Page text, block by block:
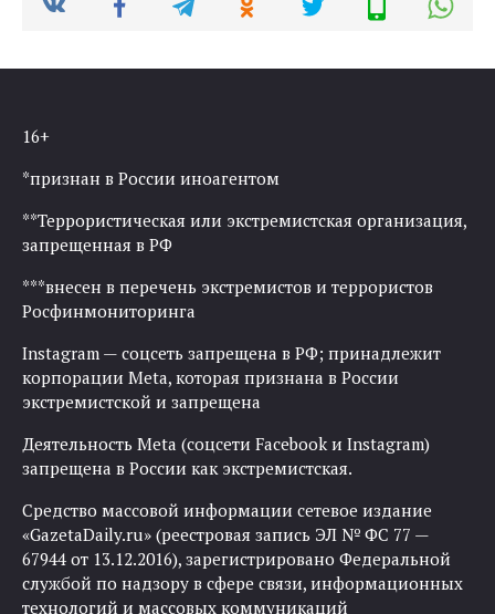
16+
*признан в России иноагентом
**Террористическая или экстремистская организация,
запрещенная в РФ
***внесен в перечень экстремистов и террористов
Росфинмониторинга
Instagram — соцсеть запрещена в РФ; принадлежит
корпорации Meta, которая признана в России
экстремистской и запрещена
Деятельность Meta (соцсети Facebook и Instagram)
запрещена в России как экстремистская.
Средство массовой информации сетевое издание
«GazetaDaily.ru» (реестровая запись ЭЛ № ФС 77 —
67944 от 13.12.2016), зарегистрировано Федеральной
службой по надзору в сфере связи, информационных
технологий и массовых коммуникаций